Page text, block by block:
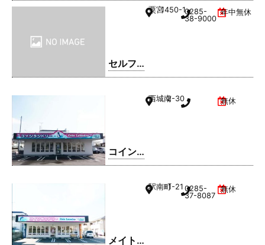
セルフ
ィック
粟宮1450-10285-
38-9000
年中無休
コイン
ランド
店
西城南2-30 無休
メイト
駅南町1-21 0285-
37-8087
無休